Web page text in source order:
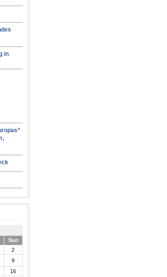
in
Sun
2
9
16